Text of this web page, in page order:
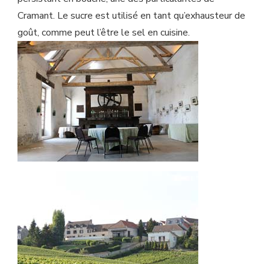
Cramant. Le sucre est utilisé en tant qu’exhausteur de
goût, comme peut l’être le sel en cuisine.